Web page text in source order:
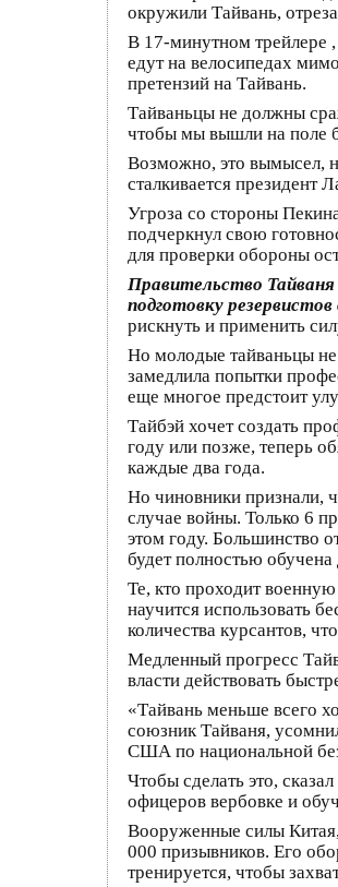
окружили Тайвань,
В 17-минутном трейлере
едут на велосипедах
претензий на Тайвань.
Тайваньцы не должны
чтобы мы вышли на поле
Возможно, это вымысел,
сталкивается президент
Угроза со стороны
подчеркнул свою
для проверки обороны
Правительство
подготовку
рискнуть и применить
Но молодые тайваньцы не
замедлила попытки
еще многое предстоит
Тайбэй хочет создать
году или позже, теперь
каждые два года.
Но чиновники признали,
случае войны. Только 6
этом году. Большинство
будет полностью
Те, кто проходит
научится использовать
количества курсантов,
Медленный прогресс
власти действовать
«Тайвань меньше всего
союзник Тайваня,
США по национальной
Чтобы сделать это,
офицеров вербовке и
Вооруженные силы
000 призывников. Его
тренируется, чтобы